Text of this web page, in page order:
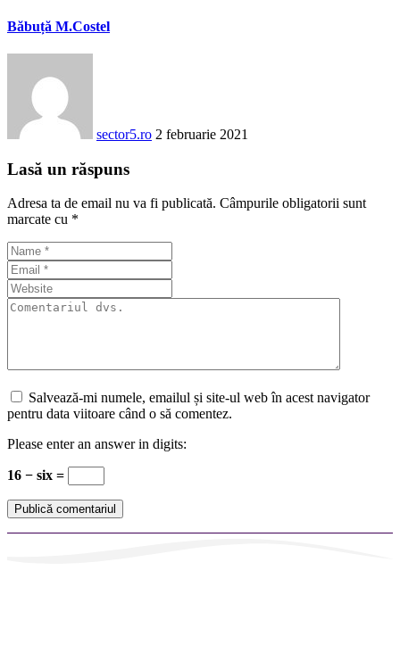
Băbuță M.Costel
sector5.ro 2 februarie 2021
Lasă un răspuns
Adresa ta de email nu va fi publicată. Câmpurile obligatorii sunt
marcate cu *
Salvează-mi numele, emailul și site-ul web în acest navigator
pentru data viitoare când o să comentez.
Please enter an answer in digits:
16 − six =